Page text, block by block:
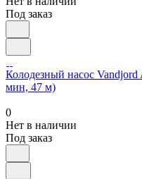
Под заказ
Колодезный насос
мин, 47 м)
0
Нет в наличии
Под заказ